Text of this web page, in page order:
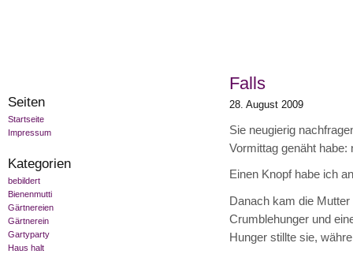
Seiten
Startseite
Impressum
Kategorien
bebildert
Bienenmutti
Gärtnereien
Gärtnerein
Gartyparty
Haus halt
Falls
28. August 2009
Sie neugierig
Vormittag genäht habe:
Einen Knopf habe ich
Danach kam die
Crumblehunger und
Hunger stillte sie,